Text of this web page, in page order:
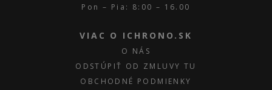
Pon – Pia: 8:00 – 16.00
VIAC O ICHRONO.SK
O NÁS
ODSTÚPIŤ OD ZMLUVY TU
OBCHODNÉ PODMIENKY